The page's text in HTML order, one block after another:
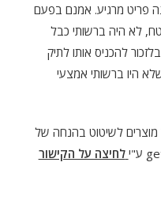
פריט מרגיע. אמנם בפעם
לא היה ברשותי כבל
להכניס אותו לתיק
היו ברשותי אמצעי
מוצרים לשיטוט בהנחה של
לחיצה על הקישור